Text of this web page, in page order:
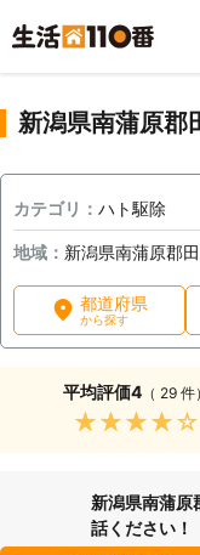
新潟県南蒲原郡
カテゴリ： ハト駆除
地域： 新潟県南蒲原郡
都道府県
から探す
平均評価4（ 29 件）
★★★★★
新潟県南蒲原
話ください！